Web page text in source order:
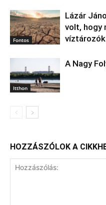
Fontos
Lázár
volt, hogy
víztározók
Itthon
A Nagy
HOZZÁSZÓLOK A